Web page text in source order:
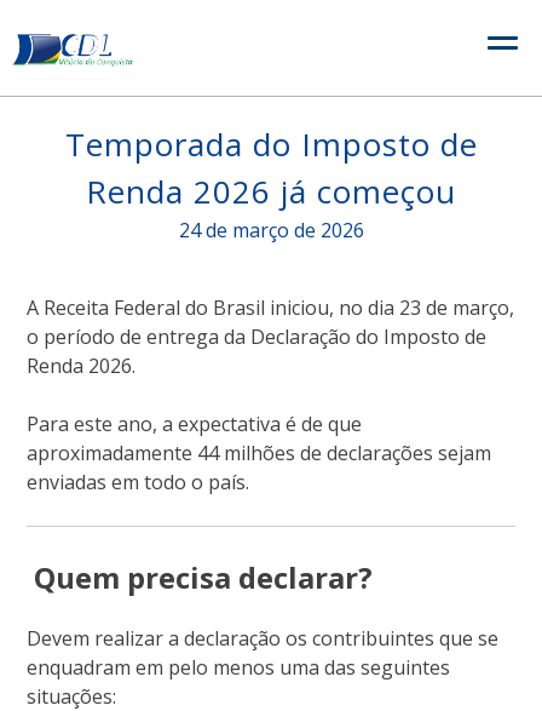
to
content
Temporada do Imposto de
Renda 2026 já começou
24 de março de 2026
A Receita Federal do Brasil iniciou, no dia 23 de março,
o período de entrega da Declaração do Imposto de
Renda 2026.
Para este ano, a expectativa é de que
aproximadamente 44 milhões de declarações sejam
enviadas em todo o país.
Quem precisa declarar?
Devem realizar a declaração os contribuintes que se
enquadram em pelo menos uma das seguintes
situações: